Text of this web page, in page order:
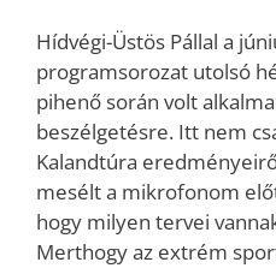
Hídvégi-Üstös Pállal a
programsorozat utolsó
pihenő során volt
beszélgetésre. Itt nem
Kalandtúra
mesélt a mikrofonom
hogy milyen tervei
Merthogy az extrém